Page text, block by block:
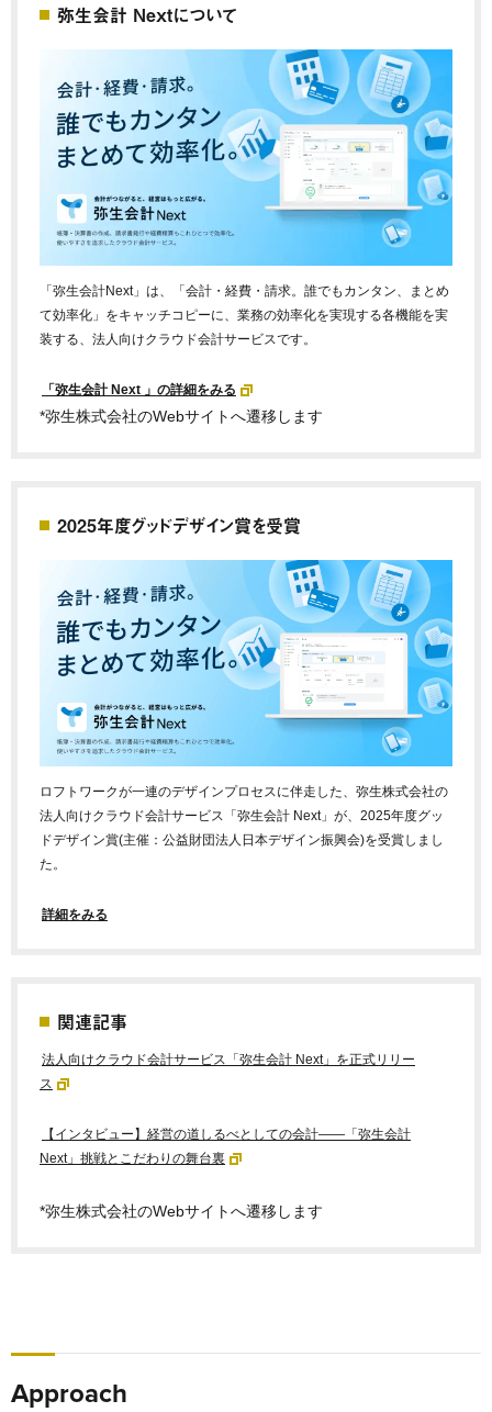
弥生会計 Nextについて
「弥生会計Next」は、「会計・経費・請求。誰でもカンタン、まとめ
て効率化」をキャッチコピーに、業務の効率化を実現する各機能を実
装する、法人向けクラウド会計サービスです。
「弥生会計 Next 」の詳細をみる
*弥生株式会社のWebサイトへ遷移します
2025年度グッドデザイン賞を受賞
ロフトワークが一連のデザインプロセスに伴走した、弥生株式会社の
法人向けクラウド会計サービス「弥生会計 Next」が、2025年度グッ
ドデザイン賞(主催：公益財団法人日本デザイン振興会)を受賞しまし
た。
詳細をみる
関連記事
法人向けクラウド会計サービス「弥生会計 Next」を正式リリー
ス
【インタビュー】経営の道しるべとしての会計――「弥生会計
Next」挑戦とこだわりの舞台裏
*弥生株式会社のWebサイトへ遷移します
Approach